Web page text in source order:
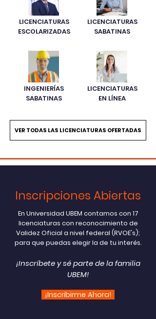
LICENCIATURAS
ESCOLARIZADAS
INGENIERÍAS
SABATINAS
LICENCIATURAS
SABATINAS
LICENCIATURAS
EN LÍNEA
VER TODAS LAS LICENCIATURAS OFERTADAS
Inscripciones Abiertas
En Universidad UBEM contamos con 17
licenciaturas con reconocimiento de
Validez Oficial a nivel federal (RVOE's);
para que puedas elegir la de tu interés.
¡Inscríbete y sé parte de la familia
UBEM!
¡Inscribirme Ahora!